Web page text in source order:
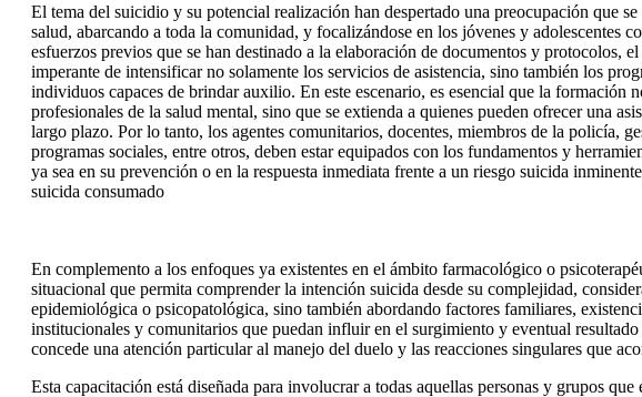
El tema del suicidio y su potencial realización han despertado una preocupación que
salud, abarcando a toda la comunidad, y focalizándose en los jóvenes y adolescentes
esfuerzos previos que se han destinado a la elaboración de documentos y protocolos,
imperante de intensificar no solamente los servicios de asistencia, sino también los
individuos capaces de brindar auxilio. En este escenario, es esencial que la formación
profesionales de la salud mental, sino que se extienda a quienes pueden ofrecer una
largo plazo. Por lo tanto, los agentes comunitarios, docentes, miembros de la policía,
programas sociales, entre otros, deben estar equipados con los fundamentos y
ya sea en su prevención o en la respuesta inmediata frente a un riesgo suicida
suicida consumado
En complemento a los enfoques ya existentes en el ámbito farmacológico o
situacional que permita comprender la intención suicida desde su complejidad,
epidemiológica o psicopatológica, sino también abordando factores familiares,
institucionales y comunitarios que puedan influir en el surgimiento y eventual
concede una atención particular al manejo del duelo y las reacciones singulares que
Esta capacitación está diseñada para involucrar a todas aquellas personas y grupos